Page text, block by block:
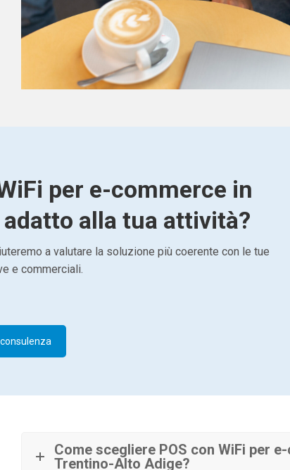
per e-commerce in
alla tua attività?
a valutare la soluzione più coerente con le tue
e commerciali.
Come scegliere POS con WiFi per
Trentino-Alto Adige?